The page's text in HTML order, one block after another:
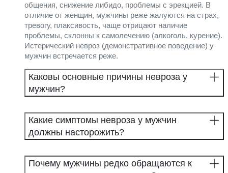
общения, снижение либидо, проблемы с эрекцией. В
отличие от женщин, мужчины реже жалуются на страх,
тревогу, плаксивость, чаще отрицают наличие
проблемы, склонны к самолечению (алкоголь, курение).
Истерический невроз (демонстративное поведение) у
мужчин встречается реже.
Каковы основные причины невроза у
мужчин?
Какие симптомы невроза у мужчин
должны насторожить?
Почему мужчины редко обращаются к